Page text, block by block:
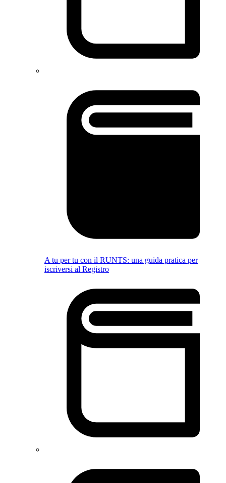
A tu per tu con il RUNTS: una guida pratica per
iscriversi al Registro